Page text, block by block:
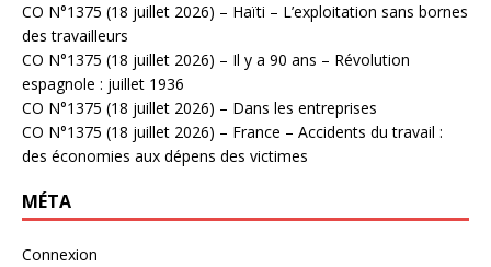
CO N°1375 (18 juillet 2026) – Haïti – L’exploitation sans bornes
des travailleurs
CO N°1375 (18 juillet 2026) – Il y a 90 ans – Révolution
espagnole : juillet 1936
CO N°1375 (18 juillet 2026) – Dans les entreprises
CO N°1375 (18 juillet 2026) – France – Accidents du travail :
des économies aux dépens des victimes
MÉTA
Connexion